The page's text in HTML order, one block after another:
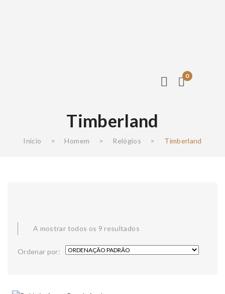
0
Timberland
Início > Homem > Relógios > Timberland
A mostrar todos os 9 resultados
Ordenar por: